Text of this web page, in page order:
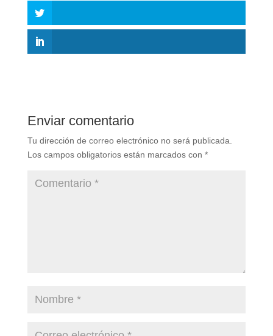
Enviar comentario
Tu dirección de correo electrónico no será publicada.
Los campos obligatorios están marcados con *